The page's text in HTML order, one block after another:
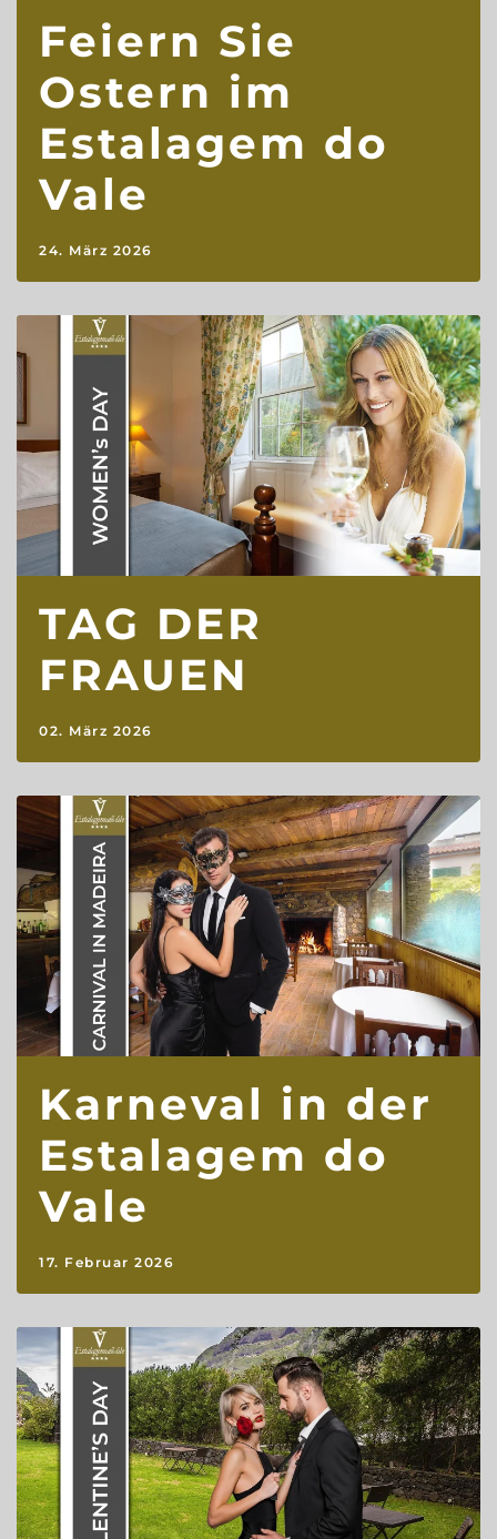
Feiern Sie
Ostern im
Estalagem do
Vale
24. März 2026
TAG DER
FRAUEN
02. März 2026
Karneval in der
Estalagem do
Vale
17. Februar 2026